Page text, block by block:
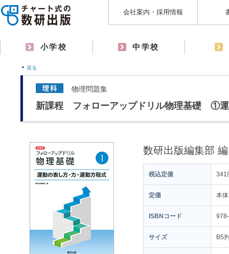
会社案内・採用情報
小学校 中学校
戻る
物理問題集
新課程 フォローアップドリル物理基礎 ①運
数研出版編集部 編
税込定価 341
定価 本
ISBNコード
サイズ B5